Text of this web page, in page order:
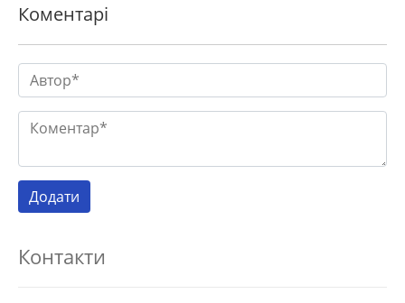
Коментарі
Контакти